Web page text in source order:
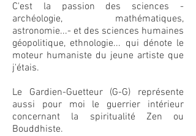
C'est la passion des sciences -
archéologie, mathématiques,
astronomie...- et des sciences humaines
géopolitique, ethnologie... qui dénote le
moteur humaniste du jeune artiste que
j'étais.
Le Gardien-Guetteur (G-G) représente
aussi pour moi le guerrier intérieur
concernant la spiritualité Zen ou
Bouddhiste.